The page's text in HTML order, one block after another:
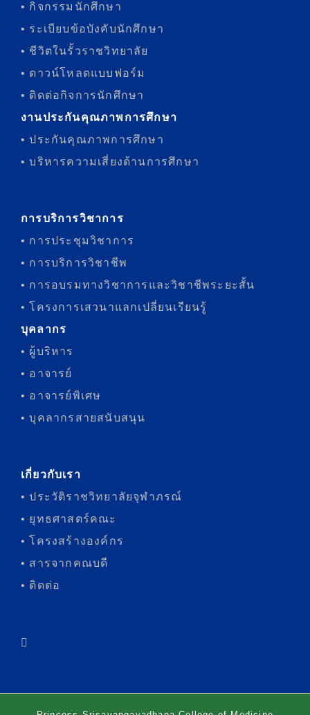
• กิจกรรมนักศึกษา
• ระเบียบข้อบังคับนักศึกษา
• ชีวิตในรั้วราชวิทยาลัย
• ดาวน์โหลดแบบฟอร์ม
• ติดต่อกิจการนักศึกษา
งานประกันคุณภาพการศึกษา
• ประกันคุณภาพการศึกษา
• บริหารความเสี่ยงด้านการศึกษา
การบริการวิชาการ
• การประชุมวิชาการ
• การบริการวิชาชีพ
• การอบรมทางวิชาการและวิชาชีพระยะสั้น
• โครงการเสวนาแลกเปลี่ยนเรียนรู้
บุคลากร
• ผู้บริหาร
• อาจารย์
• อาจารย์พิเศษ
• บุคลากรสายสนับสนุน
เกี่ยวกับเรา
• ประวัติราชวิทยาลัยจุฬาภรณ์
• ยุทธศาสตร์คณะ
• โครงสร้างองค์กร
• สารจากคณบดี
• ติดต่อ